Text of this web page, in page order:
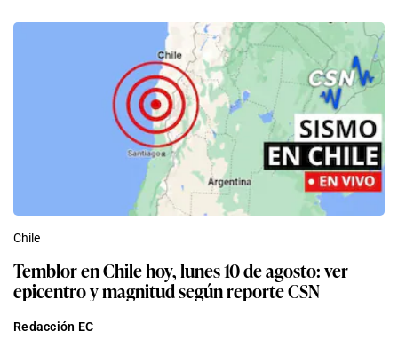
Chile
Temblor en Chile hoy, lunes 10 de agosto: ver
epicentro y magnitud según reporte CSN
Redacción EC